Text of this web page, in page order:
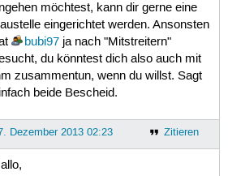
möchtest, kann dir gerne eine
eingerichtet werden. Ansonsten
bubi97ja nach "Mitstreitern"
du könntest dich also auch mit
zusammentun, wenn du willst. Sagt
beide Bescheid.
Zitieren
Dezember 2013 02:23